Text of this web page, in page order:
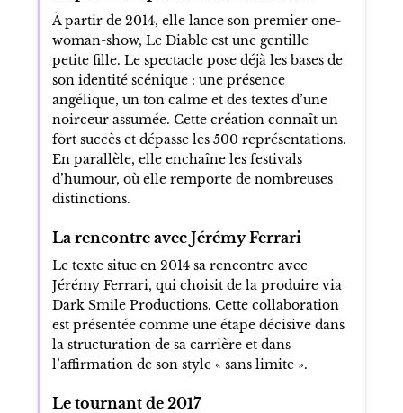
en rire. Elle débute aussi au théâtre classique
et joue notamment dans Le Cousin de
Monsieur de Pourceaugnac. À cette période,
elle écrit ses premiers sketchs et commence à
se faire remarquer dans l’univers de
l’humour.
Le premier spectacle et les festivals
À partir de 2014, elle lance son premier one-
woman-show, Le Diable est une gentille
son identité scénique : une présence
noirceur assumée. Cette création connaît un
fort succès et dépasse les 500 représentations.
En parallèle, elle enchaîne les festivals
d’humour, où elle remporte de nombreuses
distinctions.
La rencontre avec Jérémy Ferrari